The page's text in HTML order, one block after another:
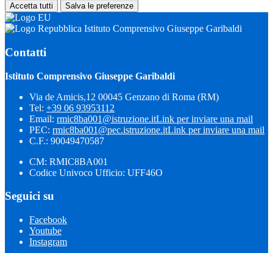
Accetta tutti Salva le preferenze
Istituto Comprensivo Giuseppe Garibaldi
Contatti
Istituto Comprensivo Giuseppe Garibaldi
Via de Amicis,12 00045 Genzano di Roma (RM)
Tel: +39 06 93953112
Email: rmic8ba001@istruzione.itLink per inviare una mail
PEC: rmic8ba001@pec.istruzione.itLink per inviare una mail
C.F.: 90049470587
CM: RMIC8BA001
Codice Univoco Ufficio: UFF46O
Seguici su
Facebook
Youtube
Instagram